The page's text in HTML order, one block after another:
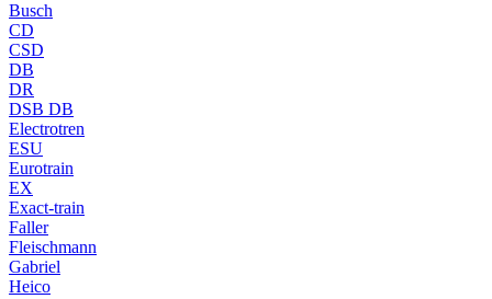
Busch
CD
CSD
DB
DR
DSB DB
Electrotren
ESU
Eurotrain
EX
Exact-train
Faller
Fleischmann
Gabriel
Heico